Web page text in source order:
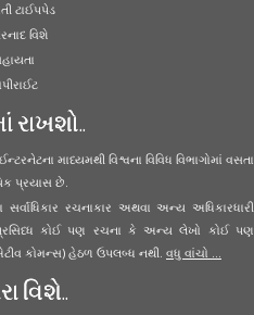
ટાઈપપેડ
વિશે
રાખશો..
માધ્યમથી વિશ્વના વિવિધ વિભાગોમાં વસતા
પ્રયાસ છે.
રચનાકાર અથવા અન્ય અધિકારધારી
પ્રસિધ્ધ કોઈ પણ રચના કે અન્ય લેખો કોઈ પણ
કોમન્સ) હેઠળ ઉપલબ્ધ નથી. વધુ વાંચો ...
વિશે..